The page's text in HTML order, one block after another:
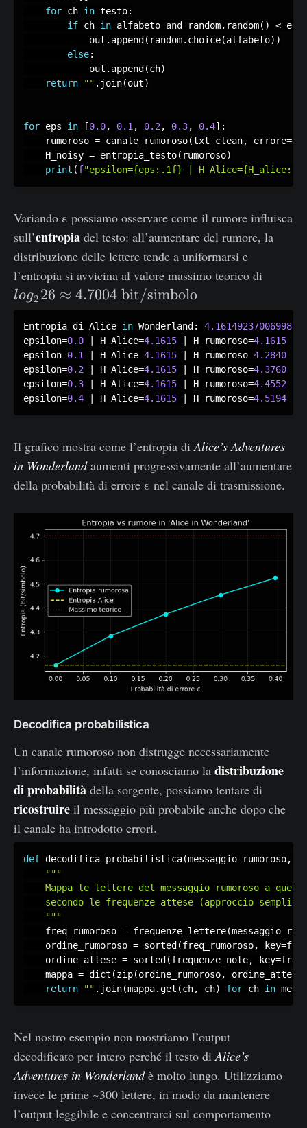
bi
ol
}
for ch in testo:
if ch in alfabeto and random. random( ) <
            out
. append ( random. choice(alfabeto) )
else:
            out
. append (ch)
return
"" . join(out)
for eps in [0.0, 0.1, 0.2, 0.3, 0.4] :
    rumoroso
= canale_rumoroso(txt_clean, errore=
    H_noisy
= entropia_testo( rumoroso)
print (f"epsilon={eps:.1f} | H
Variando ε possiamo osservare come il rumore influisca
sull’entropia del testo: all’aumentare del rumore, la
distribuzione delle lettere tende a uniformarsi e
l’entropia si avvicina al valore massimo teorico di
{
2
}
2
6
p
p
r
x
0
4
t
e
bi
t
si
ol
o
}
log2 26 ≈ 4.7004 bit/simbolo
Entropia di Alice in Wonderland :
4.161492370069989
epsilon=0.0 H Alice=4.1615 H rumoroso=4.1615
epsilon=0.1 H Alice=4.1615 H rumoroso=4.2840
epsilon=0.2 H Alice=4.1615 H rumoroso=4.3760
epsilon=0.3 H Alice=4.1615 H rumoroso=4.4552
epsilon=0.4 H Alice=4.1615 H rumoroso=4.5194
Il grafico mostra come l’entropia diAlice’s Adventures
in Wonderlandaumenti progressivamente all’aumentare
della probabilità di errore ε nel canale di trasmissione.
Decodifica probabilistica
Un canale rumoroso non distrugge necessariamente
l’informazione, infatti se conosciamo la distribuzione
di probabilità della sorgente, possiamo tentare di
ricostruire il messaggio più probabile anche dopo che
il canale ha introdotto errori.
def decodifica_probabilistica(messaggio_rumoroso,
"""
Mappa le lettere del messaggio rumoroso a
secondo le frequenze attese (approccio
    """
    freq_rumoroso
= frequenze_lettere(
    ordine_rumoroso
= sorted (freq_rumoroso, key=
    ordine_attese
= sorted (frequenze_note, key=
    mappa
= dict (zip(ordine_rumoroso, ordine_attese
return
"" . join(mappa.get (ch, ch) for ch in
Nel nostro esempio non mostriamo l’output
decodificato per intero perché il testo diAlice’s
Adventures in Wonderlandè molto lungo. Utilizziamo
invece le prime ~300 lettere, in modo da mantenere
l’output leggibile e concentrarci sul comportamento